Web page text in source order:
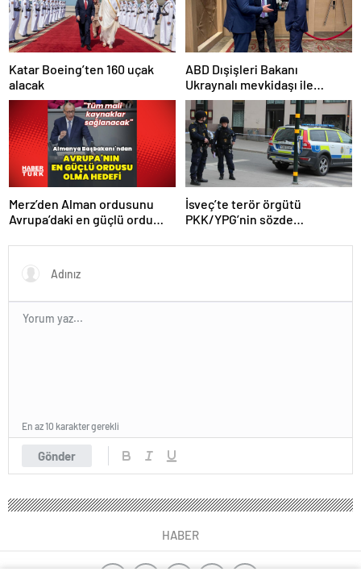
Katar Boeing’ten 160 uçak
alacak
ABD Dışişleri Bakanı
Ukraynalı mevkidaşı ile
görüştü
Merz’den Alman ordusunu
Avrupa’daki en güçlü ordu
İsveç’te terör örgütü
PKK/YPG’nin sözde
Gönder
En az 10 karakter gerekli
HABER